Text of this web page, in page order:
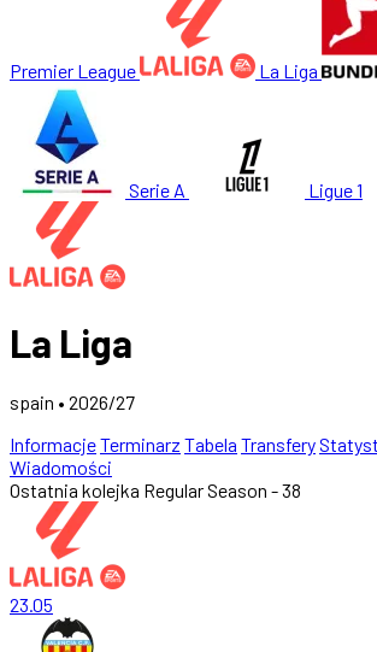
Premier League La Liga
Serie A Ligue 1
La Liga
spain • 2026/27
InformacjeTerminarz Tabela Transfery
Wiadomości
Ostatnia kolejka Regular Season - 38
23.05